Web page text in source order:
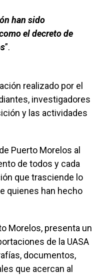
han sido
el decreto de
”.
realizado por el
investigadores
y las actividades
Puerto Morelos al
de todos y cada
que trasciende lo
quienes han hecho
Morelos, presenta un
de la UASA
documentos,
que acercan al